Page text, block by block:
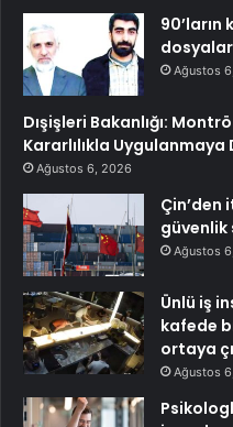
90’ların
Ağustos
Dışişleri Bakanlığı:
Kararlılıkla Uygulanmaya
Ağustos 6, 2026
Çin’den
güvenlik
Ağustos
Ünlü iş
kafede
ortaya
Ağustos